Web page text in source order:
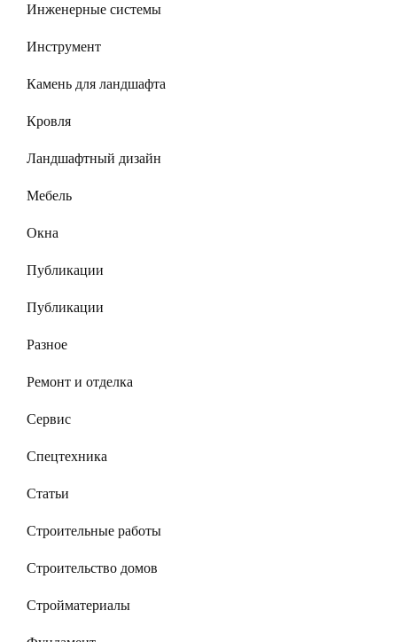
Инженерные системы
Инструмент
Камень для ландшафта
Кровля
Ландшафтный дизайн
Мебель
Окна
Публикации
Публикации
Разное
Ремонт и отделка
Сервис
Спецтехника
Статьи
Строительные работы
Строительство домов
Стройматериалы